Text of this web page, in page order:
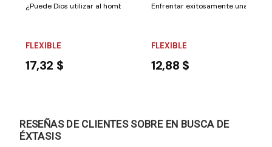
¿Puede Dios utilizar al hombre común y corriente en su obra de
FLEXIBLE
17,32 $
Enfrentar exitosamente una
FLEXIBLE
12,88 $
RESEÑAS DE CLIENTES SOBRE EN BUSCA DE
ÉXTASIS